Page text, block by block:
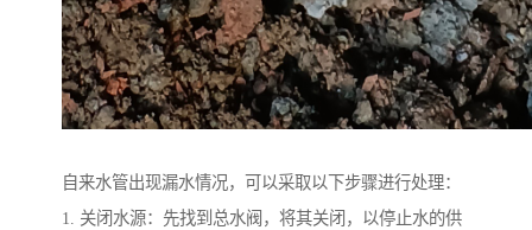
自来水管出现漏水情况，可以采取以下步骤进行处理：
1. 关闭水源：先找到总水阀，将其关闭，以停止水的供